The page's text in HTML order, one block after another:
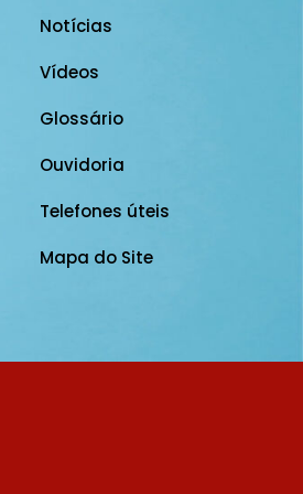
Notícias
Vídeos
Glossário
Ouvidoria
Telefones úteis
Mapa do Site